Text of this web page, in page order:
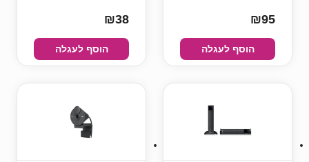
₪95
הוסף לעגלה
₪38
הוסף לעגלה